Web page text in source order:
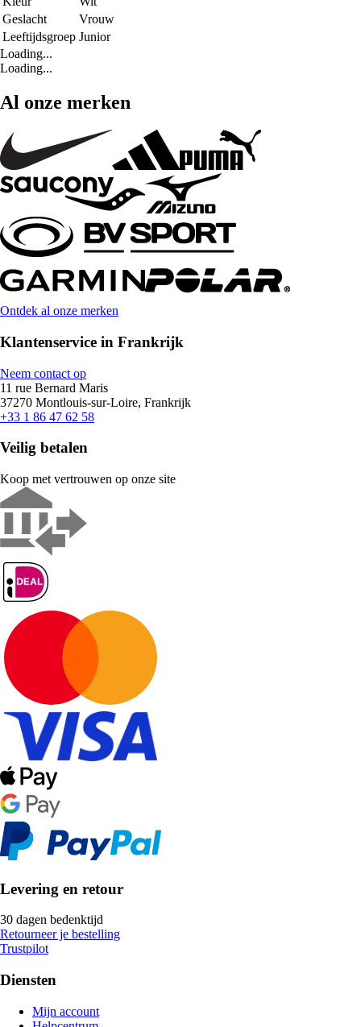
Geslacht
Vrouw
Leeftijdsgroep Junior
Loading...
Loading...
Al onze merken
Ontdek al onze merken
Klantenservice in Frankrijk
Neem contact op
11 rue Bernard Maris
37270 Montlouis-sur-Loire, Frankrijk
+33 1 86 47 62 58
Veilig betalen
Koop met vertrouwen op onze site
Levering en retour
30 dagen bedenktijd
Retourneer je bestelling
Trustpilot
Diensten
Mijn account